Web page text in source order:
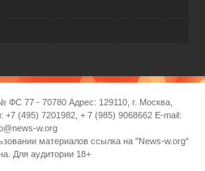
77 - 70780 Адрес: 129110, г. Москва,
(495) 7201982, + 7 (985) 9068662 E-mail:
w.org
материалов ссылка на "News-w.org"
Для аудитории 18+